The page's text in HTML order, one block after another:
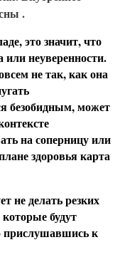
.
это значит, что
или неуверенности.
не так, как она
безобидным, может
на соперницу или
здоровья карта
не делать резких
будут
прислушавшись к